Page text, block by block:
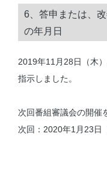
6、答申または、
の年月日
2019年11月28日（木
指示しました。
次回番組審議会の開催
次回：2020年1月23日